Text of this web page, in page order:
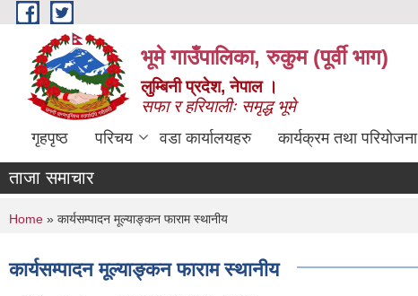
Skip to main content
भूमे गाउँपालिका, रुकुम (पूर्वी भाग)
लुम्बिनी प्रदेश, नेपाल ।
सफा र हरियालीः समृद्ध भूमे
गृहपृष्ठ परिचय वडा कार्यालयहरु कार्यक्रम तथा परियोजना
ताजा समाचार
You are here
Home » कार्यसम्पादन मूल्याङ्कन फाराम स्थानीय
कार्यसम्पादन मूल्याङ्कन फाराम स्थानीय